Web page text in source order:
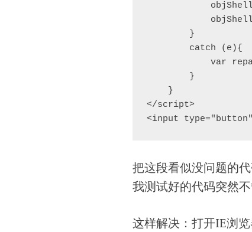
        }
        catch (e){
var
        }
    }
</script>
<input
把这段看似没问题的
我测试好的代码突然
这样解决：打开IE浏